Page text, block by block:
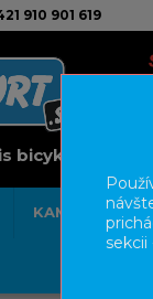
910 901 619
bicyklov
KAMENNÁ
sekcii